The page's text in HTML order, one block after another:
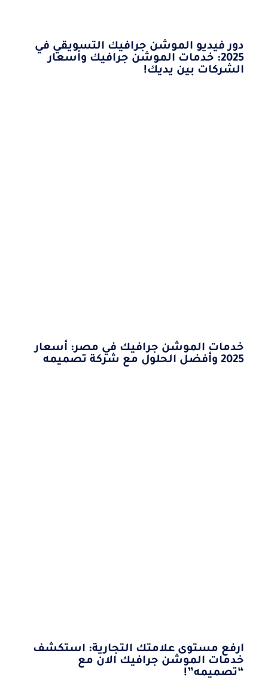
دور فيديو الموشن جرافيك التسويقي في
2025: خدمات الموشن جرافيك وأسعار
الشركات بين يديك!
خدمات الموشن جرافيك في مصر: أسعار
2025 وأفضل الحلول مع شركة تصميمه
ارفع مستوى علامتك التجارية: استكشف
خدمات الموشن جرافيك الان مع
“تصميمه”!